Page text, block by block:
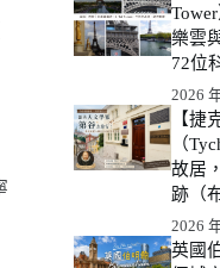
樂雲
72位
2026
【捷
（
故居
跡（
2026
英國